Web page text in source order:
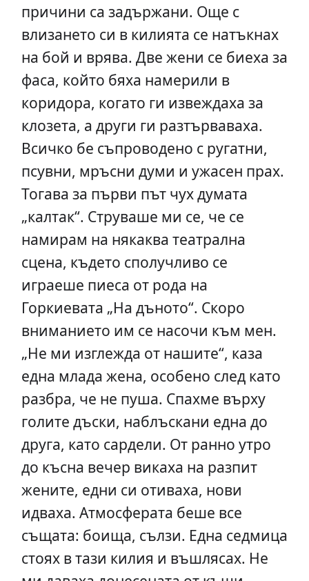
причини са задържани. Още с
влизането си в килията се натъкнах
на бой и врява. Две жени се биеха за
фаса, който бяха намерили в
коридора, когато ги извеждаха за
клозета, а други ги разтърваваха.
Всичко бе съпроводено с ругатни,
псувни, мръсни думи и ужасен прах.
Тогава за първи път чух думата
„калтак“. Струваше ми се, че се
намирам на някаква театрална
сцена, където сполучливо се
играеше пиеса от рода на
Горкиевата „На дъното“. Скоро
вниманието им се насочи към мен.
„Не ми изглежда от нашите“, каза
една млада жена, особено след като
разбра, че не пуша. Спахме върху
голите дъски, наблъскани една до
друга, като сардели. От ранно утро
до късна вечер викаха на разпит
жените, едни си отиваха, нови
идваха. Атмосферата беше все
същата: боища, сълзи. Една седмица
стоях в тази килия и въшлясах. Не